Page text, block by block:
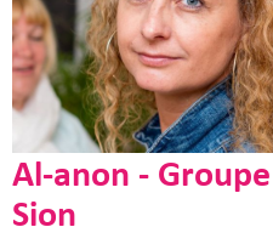
Al-anon -
Sion